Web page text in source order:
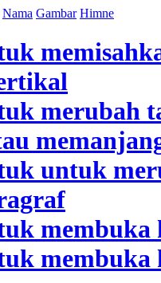
Nama Gambar Himne